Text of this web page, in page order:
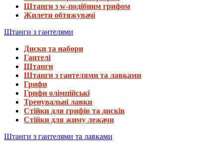
Штанги з w-подібним грифом
Жилети обтяжувачі
Штанги з гантелями
Диски та набори
Гантелі
Штанги
Штанги з гантелями та лавками
Грифи
Грифи олімпійські
Тренувальні лавки
Стійки для грифів та дисків
Стійки для жиму лежачи
Штанги з гантелями та лавками